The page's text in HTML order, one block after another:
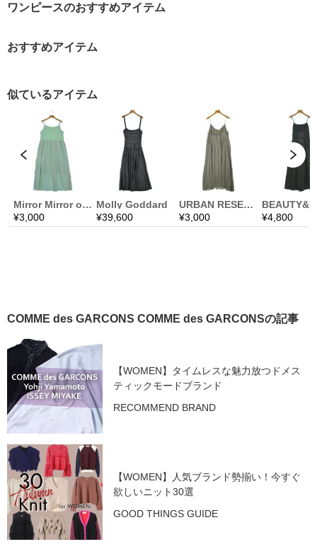
ワンピースのおすすめアイテム
おすすめアイテム
COMME des GARCONS COMME des GARCONSの記事
【WOMEN】タイムレスな魅力放つドメス
ティックモードブランド
RECOMMEND BRAND
【WOMEN】人気ブランド勢揃い！今すぐ
欲しいニット30選
GOOD THINGS GUIDE